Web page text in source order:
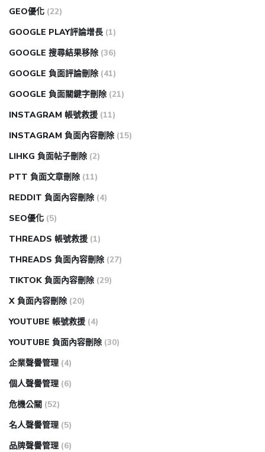
GEO優化 (22)
GOOGLE PLAY評論增長 (1)
GOOGLE 搜尋結果移除 (36)
GOOGLE 負面評論刪除 (41)
GOOGLE 負面關鍵字刪除 (21)
INSTAGRAM 帳號救援 (11)
INSTAGRAM 負面內容刪除 (15)
LIHKG 負面帖子刪除 (2)
PTT 負面文章刪除 (11)
REDDIT 負面內容刪除 (4)
SEO優化 (5)
THREADS 帳號救援 (1)
THREADS 負面內容刪除 (27)
TIKTOK 負面內容刪除 (29)
X 負面內容刪除 (20)
YOUTUBE 帳號救援 (4)
YOUTUBE 負面內容刪除 (30)
企業聲譽管理 (4)
個人聲譽管理 (6)
危機公關 (52)
名人聲譽管理 (5)
品牌聲譽管理 (6)